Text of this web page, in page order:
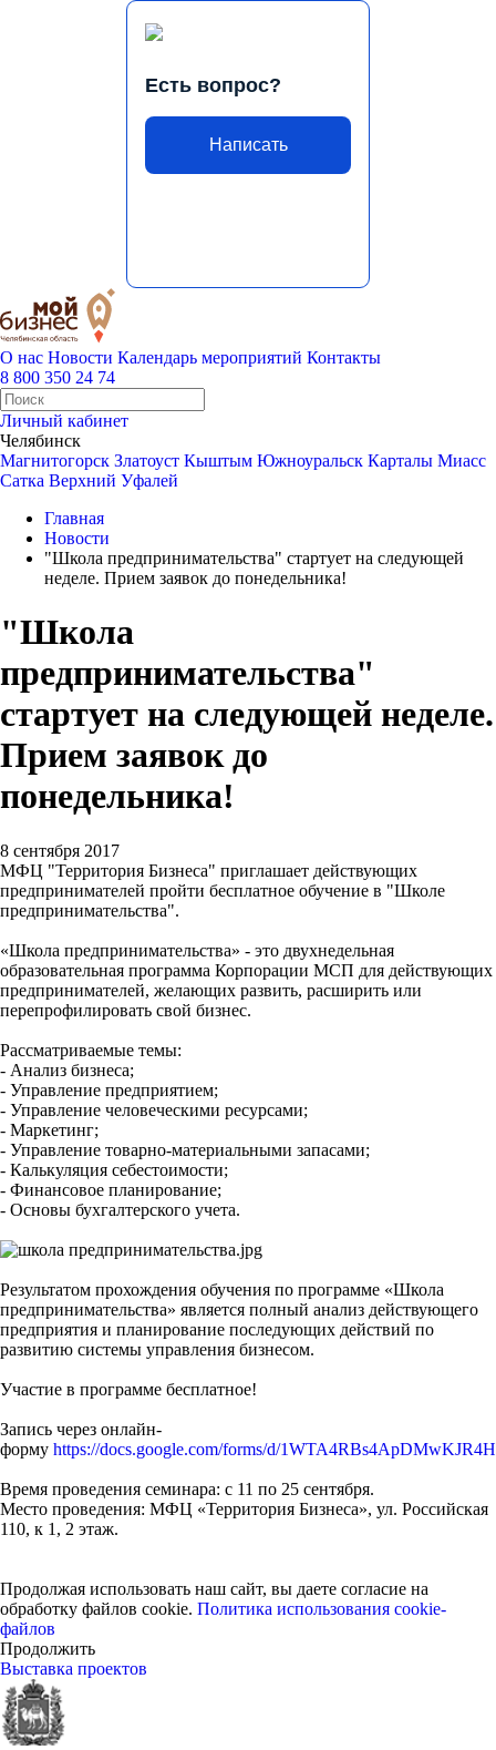
Есть вопрос?
Написать
О нас Новости Календарь мероприятий Контакты
8 800 350 24 74
Личный кабинет
Челябинск
Магнитогорск Златоуст Кыштым Южноуральск Карталы Миасс
Сатка Верхний Уфалей
Главная
Новости
"Школа предпринимательства" стартует на следующей
неделе. Прием заявок до понедельника!
"Школа
предпринимательства"
стартует на следующей неделе.
Прием заявок до
понедельника!
8 сентября 2017
МФЦ "Территория Бизнеса" приглашает действующих
предпринимателей пройти бесплатное обучение в "Школе
предпринимательства".
«Школа предпринимательства» - это двухнедельная
образовательная программа Корпорации МСП для действующих
предпринимателей, желающих развить, расширить или
перепрофилировать свой бизнес.
Рассматриваемые темы:
- Анализ бизнеса;
- Управление предприятием;
- Управление человеческими ресурсами;
- Маркетинг;
- Управление товарно-материальными запасами;
- Калькуляция себестоимости;
- Финансовое планирование;
- Основы бухгалтерского учета.
Результатом прохождения обучения по программе «Школа
предпринимательства» является полный анализ действующего
предприятия и планирование последующих действий по
развитию системы управления бизнесом.
Участие в программе бесплатное!
Запись через онлайн-
форму https://docs.google.com/forms/d/
Время проведения семинара: с 11 по 25 сентября.
Место проведения: МФЦ «Территория Бизнеса», ул. Российская
110, к 1, 2 этаж.
Продолжая использовать наш сайт, вы даете согласие на
обработку файлов cookie. Политика использования cookie-
файлов
Продолжить
Выставка проектов